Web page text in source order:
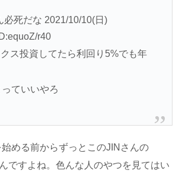
必死だな 2021/10/10(日)
r40
ス投資してたら利回り5%でも年
ていいやろ
める前からずっとこのJINさんの
ですよね。色んな人のやつを見てはい